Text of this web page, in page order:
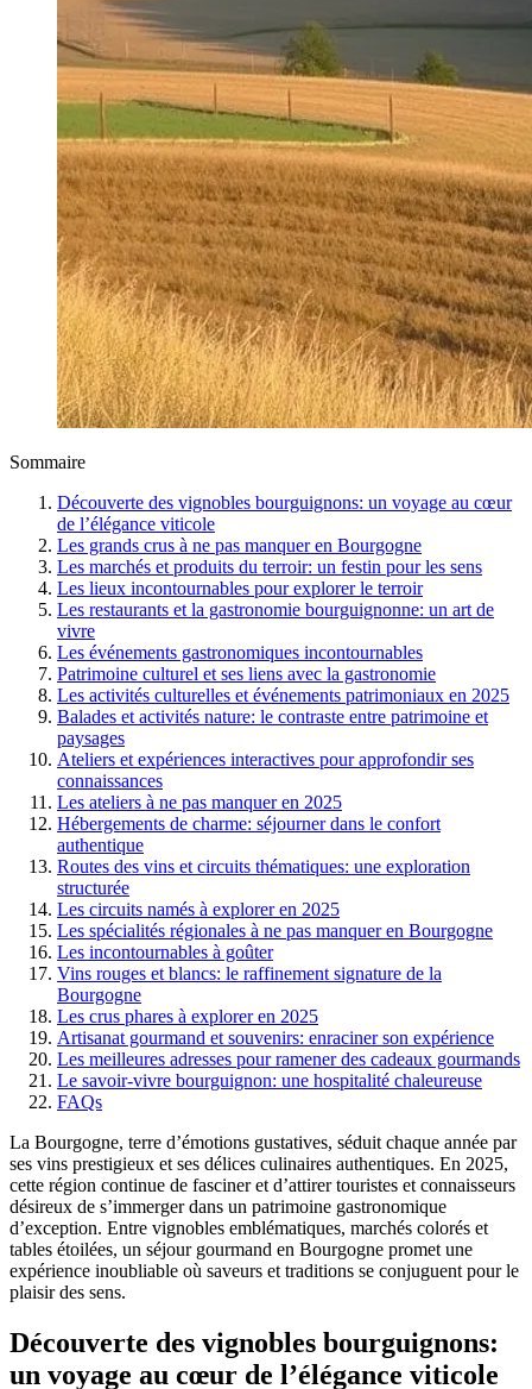
Sommaire
Découverte des vignobles bourguignons: un voyage au cœur
de l’élégance viticole
Les grands crus à ne pas manquer en Bourgogne
Les marchés et produits du terroir: un festin pour les sens
Les lieux incontournables pour explorer le terroir
Les restaurants et la gastronomie bourguignonne: un art de
vivre
Les événements gastronomiques incontournables
Patrimoine culturel et ses liens avec la gastronomie
Les activités culturelles et événements patrimoniaux en 2025
Balades et activités nature: le contraste entre patrimoine et
paysages
Ateliers et expériences interactives pour approfondir ses
connaissances
Les ateliers à ne pas manquer en 2025
Hébergements de charme: séjourner dans le confort
authentique
Routes des vins et circuits thématiques: une exploration
structurée
Les circuits namés à explorer en 2025
Les spécialités régionales à ne pas manquer en Bourgogne
Les incontournables à goûter
Vins rouges et blancs: le raffinement signature de la
Bourgogne
Les crus phares à explorer en 2025
Artisanat gourmand et souvenirs: enraciner son expérience
Les meilleures adresses pour ramener des cadeaux gourmands
Le savoir-vivre bourguignon: une hospitalité chaleureuse
FAQs
La Bourgogne, terre d’émotions gustatives, séduit chaque année par
ses vins prestigieux et ses délices culinaires authentiques. En 2025,
cette région continue de fasciner et d’attirer touristes et connaisseurs
désireux de s’immerger dans un patrimoine gastronomique
d’exception. Entre vignobles emblématiques, marchés colorés et
tables étoilées, un séjour gourmand en Bourgogne promet une
expérience inoubliable où saveurs et traditions se conjuguent pour le
plaisir des sens.
Découverte des vignobles bourguignons:
un voyage au cœur de l’élégance viticole